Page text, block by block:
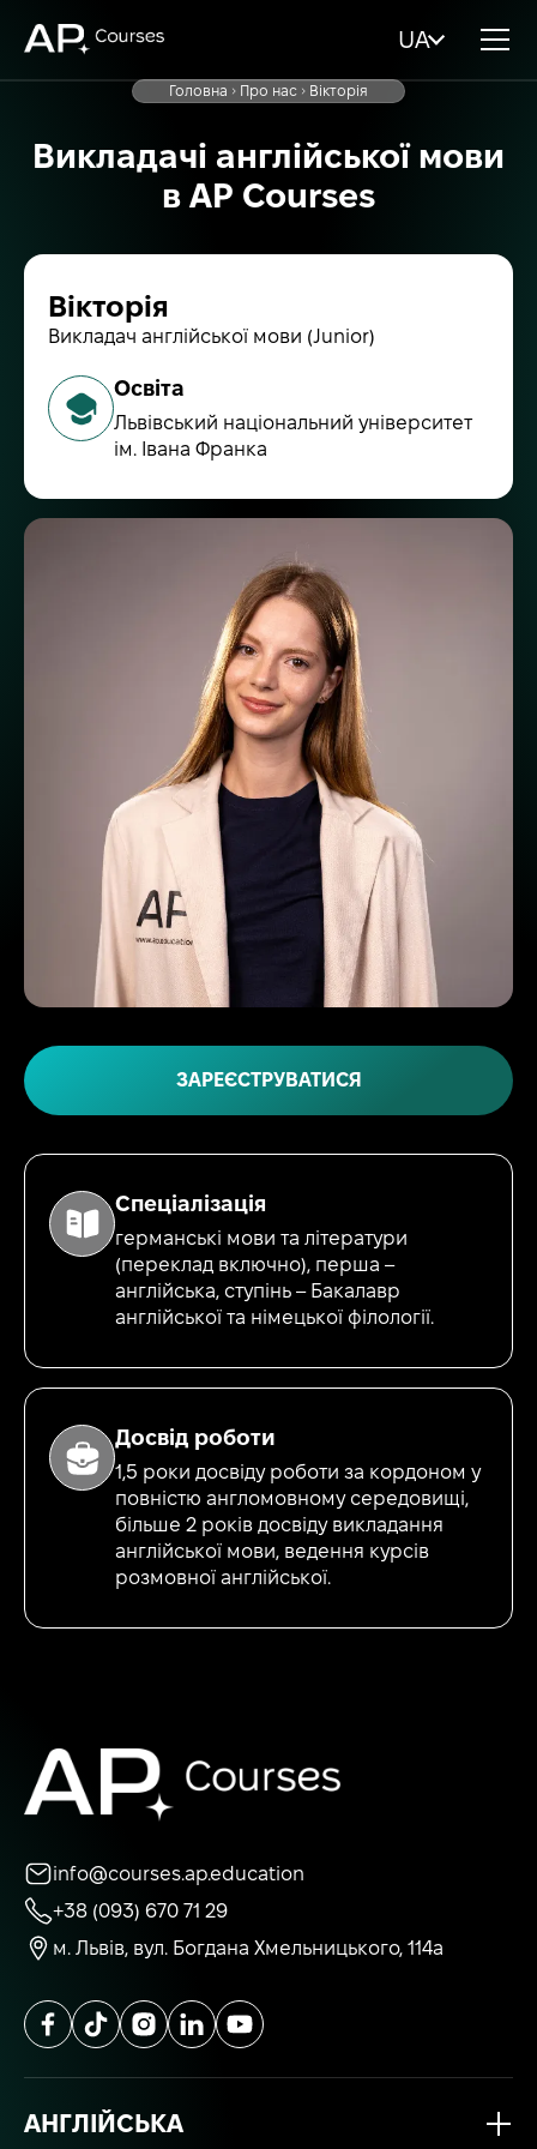
UA
Головна Про нас Вікторія
Викладачі англійської мови
в AP Courses
Вікторія
Викладач англійської мови (Junior)
Освіта
Львівський національний університет
ім. Івана Франка
Спеціалізація
германські мови та літератури
(переклад включно), перша –
англійська, ступінь – Бакалавр
англійської та німецької філології.
Досвід роботи
1,5 роки досвіду роботи за кордоном у
повністю англомовному середовищі,
більше 2 років досвіду викладання
англійської мови, ведення курсів
розмовної англійської.
ЗАРЕЄСТРУВАТИСЯ
info@courses.ap.education
+38 (093) 670 71 29
м. Львів, вул. Богдана Хмельницького, 114а
АНГЛІЙСЬКА